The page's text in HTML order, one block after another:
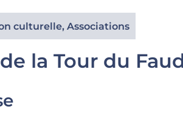
culturelle, Associations
la Tour du